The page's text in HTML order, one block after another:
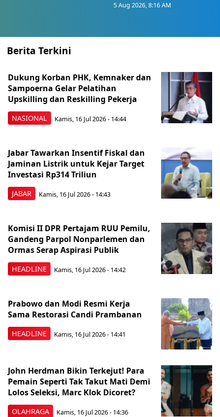
5 Aug 2026, 8:16 AM
Berita Terkini
NASIONAL
Dukung Korban PHK, Kemnaker dan
Sampoerna Gelar Pelatihan
Upskilling dan Reskilling Pekerja
Kamis, 16 Jul 2026 - 14:44
JABAR
Jabar Tawarkan Insentif Fiskal dan
Jaminan Listrik untuk Kejar Target
Investasi Rp314 Triliun
Kamis, 16 Jul 2026 - 14:43
HEADLINE
Komisi II DPR Pertajam RUU Pemilu,
Gandeng Parpol Nonparlemen dan
Ormas Serap Aspirasi Publik
Kamis, 16 Jul 2026 - 14:42
HEADLINE
Prabowo dan Modi Resmi Kerja
Sama Restorasi Candi Prambanan
Kamis, 16 Jul 2026 - 14:41
OLAHRAGA
John Herdman Bikin Terkejut! Para
Pemain Seperti Tak Takut Mati Demi
Lolos Seleksi, Marc Klok Dicoret?
Kamis, 16 Jul 2026 - 14:36